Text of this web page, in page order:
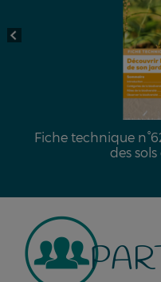
Fiche technique
des